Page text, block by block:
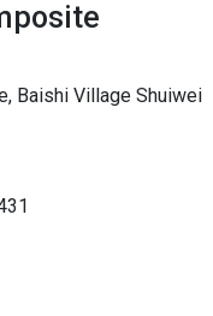
Baishi Village Shuiwei